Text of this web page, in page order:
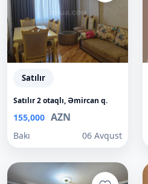
Satılır
Satılır 2 otaqlı, Əmircan q.
155,000 AZN
Bakı 06 Avqust